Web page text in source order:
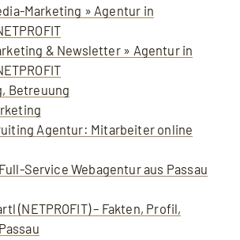
Marketing » Agentur in
& Newsletter » Agentur in
Betreuung
Agentur: Mitarbeiter online
Service Webagentur aus Passau
(NETPROFIT) – Fakten, Profil,